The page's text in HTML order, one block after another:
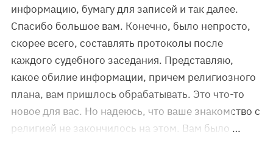
информацию, бумагу для записей и так далее.
Спасибо большое вам. Конечно, было непросто,
скорее всего, составлять протоколы после
каждого судебного заседания. Представляю,
какое обилие информации, причем религиозного
плана, вам пришлось обрабатывать. Это что-то
новое для вас. Но надеюсь, что ваше знакомство с
религией не закончилось на этом. Вам было …